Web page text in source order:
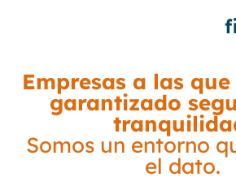
Empresas a las
garantizado
Somos un entorno
el dato.